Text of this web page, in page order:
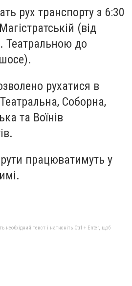
рух транспорту з 6:30
(від
Театральною до
рухатися в
Соборна,
та Воїнів
працюватимуть у
необхідний текст і натисніть Ctrl + Enter, щоб